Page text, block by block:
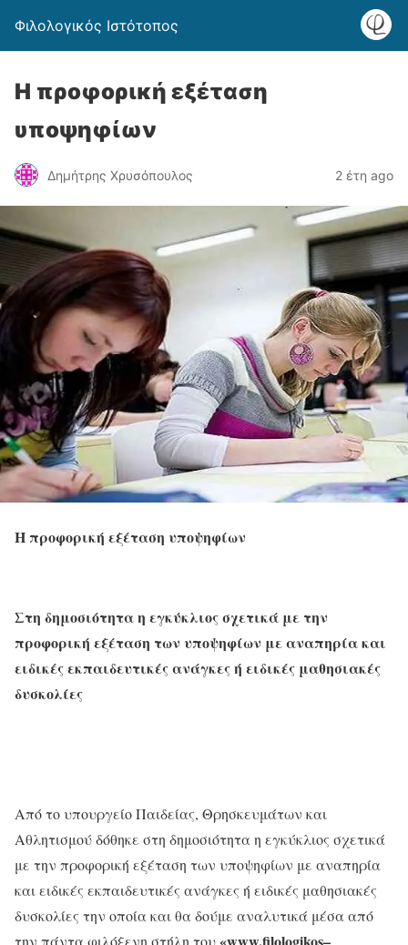
Φιλολογικός Ιστότοπος
Η προφορική εξέταση
υποψηφίων
Δημήτρης Χρυσόπουλος 2 έτη ago
Η προφορική εξέταση υποψηφίων
Στη δημοσιότητα η εγκύκλιος σχετικά με την
προφορική εξέταση των υποψηφίων με αναπηρία και
ειδικές εκπαιδευτικές ανάγκες ή ειδικές μαθησιακές
δυσκολίες
Από το υπουργείο Παιδείας, Θρησκευμάτων και
Αθλητισμού δόθηκε στη δημοσιότητα η εγκύκλιος σχετικά
με την προφορική εξέταση των υποψηφίων με αναπηρία
και ειδικές εκπαιδευτικές ανάγκες ή ειδικές μαθησιακές
δυσκολίες την οποία και θα δούμε αναλυτικά μέσα από
την πάντα φιλόξενη στήλη του«www.filologikos–